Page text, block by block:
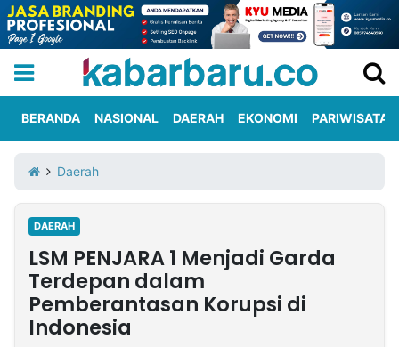
Iklan
Berita
Kami
Nasional
International
Olahraga
Entertainment
Daerah
Pariwisata
Kuliner
Kolom
Network
BERANDA NASIONAL DAERAH EKONOMI PARIWISATA
Daerah
DAERAH
LSM PENJARA 1 Menjadi Garda
Terdepan dalam
Pemberantasan Korupsi di
Indonesia